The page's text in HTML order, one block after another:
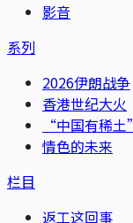
影音
系列
2026伊朗战争
香港世纪大火
“中国有稀土”
情色的未来
栏目
返工这回事